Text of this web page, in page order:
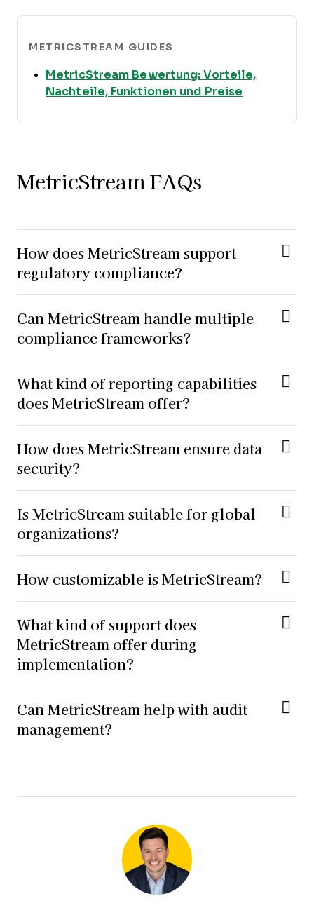
METRICSTREAM GUIDES
MetricStream Bewertung: Vorteile,
Nachteile, Funktionen und Preise
MetricStream FAQs
How does MetricStream support
regulatory compliance?
Can MetricStream handle multiple
compliance frameworks?
What kind of reporting capabilities
does MetricStream offer?
How does MetricStream ensure data
security?
Is MetricStream suitable for global
organizations?
How customizable is MetricStream?
What kind of support does
MetricStream offer during
implementation?
Can MetricStream help with audit
management?